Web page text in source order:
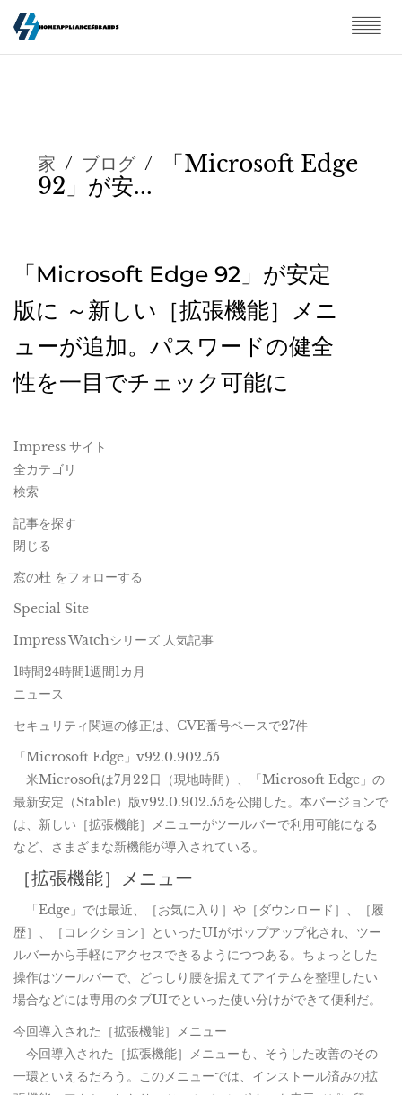
家 / ブログ /
「Microsoft Edge
92」が安...
「Microsoft Edge 92」が安定
版に ～新しい［拡張機能］メニ
ューが追加。パスワードの健全
性を一目でチェック可能に
Impress サイト
全カテゴリ
検索
記事を探す
閉じる
窓の杜 をフォローする
Special Site
Impress Watchシリーズ 人気記事
1時間24時間1週間1カ月
ニュース
セキュリティ関連の修正は、CVE番号ベースで27件
「Microsoft Edge」v92.0.902.55
米Microsoftは7月22日（現地時間）、「Microsoft Edge」の
最新安定（Stable）版v92.0.902.55を公開した。本バージョンで
は、新しい［拡張機能］メニューがツールバーで利用可能になる
など、さまざまな新機能が導入されている。
［拡張機能］メニュー
「Edge」では最近、［お気に入り］や［ダウンロード］、［履
歴］、［コレクション］といったUIがポップアップ化され、ツー
ルバーから手軽にアクセスできるようにつつある。ちょっとした
操作はツールバーで、どっしり腰を据えてアイテムを整理したい
場合などには専用のタブUIでといった使い分けができて便利だ。
今回導入された［拡張機能］メニュー
今回導入された［拡張機能］メニューも、そうした改善のその
一環といえるだろう。このメニューでは、インストール済みの拡